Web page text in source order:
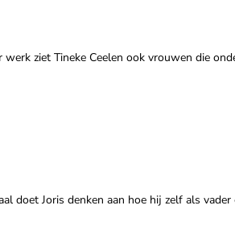
ziet Tineke Ceelen ook vrouwen die
doet Joris denken aan hoe hij zelf als vader